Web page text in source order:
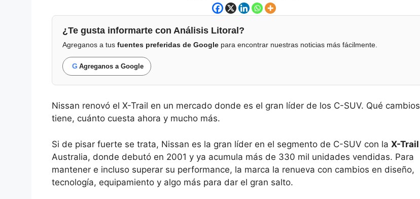
¿Te gusta informarte con Análisis Litoral?
Agreganos a tus fuentes preferidas de Google para encontrar nuestras noticias más fácilmente.
G Agreganos a Google
Nissan renovó el X-Trail en un mercado donde es el gran líder de los C-SUV. Qué cambios
tiene, cuánto cuesta ahora y mucho más.
Si de pisar fuerte se trata, Nissan es la gran líder en el segmento de C-SUV con la X-Trail
Australia, donde debutó en 2001 y ya acumula más de 330 mil unidades vendidas. Para
mantener e incluso superar su performance, la marca la renueva con cambios en diseño,
tecnología, equipamiento y algo más para dar el gran salto.